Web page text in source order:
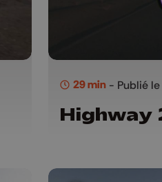
29 min - Publié
Highway